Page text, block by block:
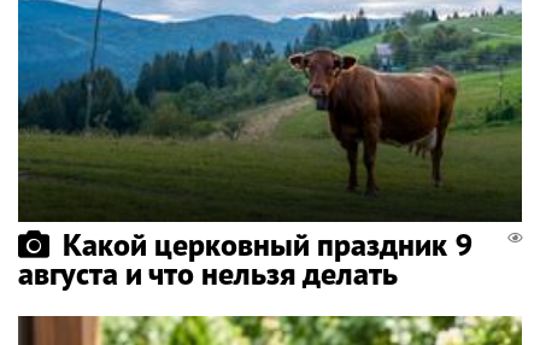
Какой церковный праздник 9
августа и что нельзя делать